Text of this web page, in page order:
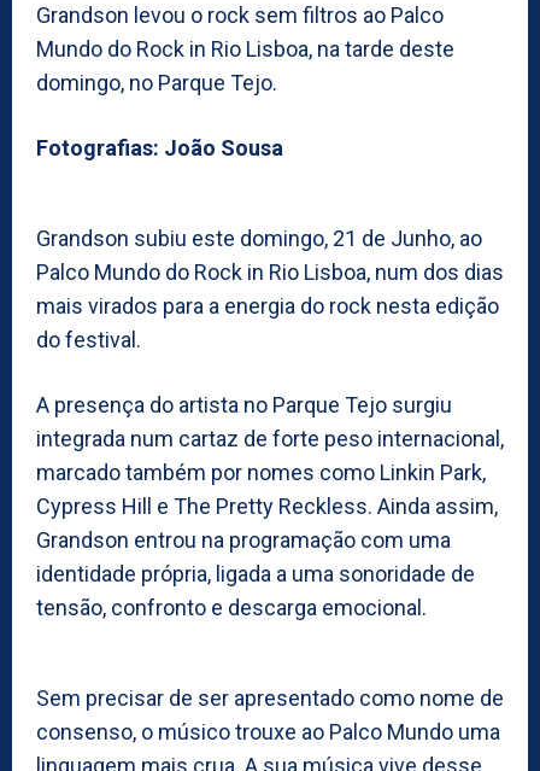
Grandson levou o rock sem filtros ao Palco
Mundo do Rock in Rio Lisboa, na tarde deste
domingo, no Parque Tejo.
Fotografias: João Sousa
Grandson subiu este domingo, 21 de Junho, ao
Palco Mundo do Rock in Rio Lisboa, num dos dias
mais virados para a energia do rock nesta edição
do festival.
A presença do artista no Parque Tejo surgiu
integrada num cartaz de forte peso internacional,
marcado também por nomes como Linkin Park,
Cypress Hill e The Pretty Reckless. Ainda assim,
Grandson entrou na programação com uma
identidade própria, ligada a uma sonoridade de
tensão, confronto e descarga emocional.
Sem precisar de ser apresentado como nome de
consenso, o músico trouxe ao Palco Mundo uma
linguagem mais crua. A sua música vive desse